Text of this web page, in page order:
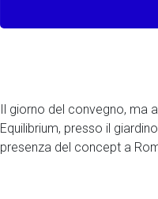
Il giorno del convegno, ma
Equilibrium, presso il giardino
presenza del concept a